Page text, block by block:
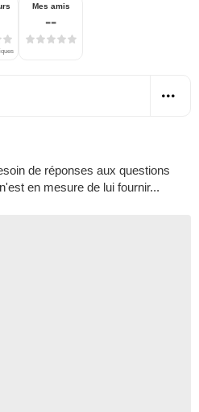
Mes amis
--
de réponses aux questions
en mesure de lui fournir...